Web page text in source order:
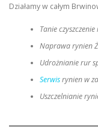
Działamy w całym
Tanie
Naprawa rynien
Udrożnianie rur
Serwisrynien w
Uszczelnianie